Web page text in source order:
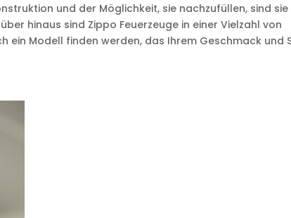
und der Möglichkeit, sie nachzufüllen, sind sie
hinaus sind Zippo Feuerzeuge in einer Vielzahl von
ein Modell finden werden, das Ihrem Geschmack und